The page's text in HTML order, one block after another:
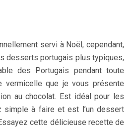
servi à Noël, cependant,
desserts portugais plus typiques,
des Portugais pendant toute
vermicelle que je vous présente
au chocolat. Est idéal pour les
simple à faire et est l’un dessert
cette délicieuse recette de